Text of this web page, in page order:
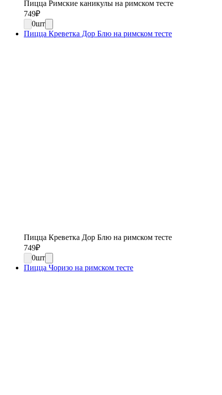
Пицца Римские каникулы на римском тесте
749₽
0шт
Пицца Креветка Дор Блю на римском тесте
Пицца Креветка Дор Блю на римском тесте
749₽
0шт
Пицца Чоризо на римском тесте